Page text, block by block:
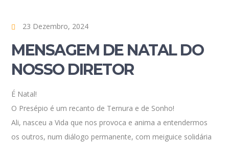
23 Dezembro, 2024
MENSAGEM DE NATAL DO
NOSSO DIRETOR
É Natal!
O Presépio é um recanto de Ternura e de Sonho!
Ali, nasceu a Vida que nos provoca e anima a entendermos
os outros, num diálogo permanente, com meiguice solidária